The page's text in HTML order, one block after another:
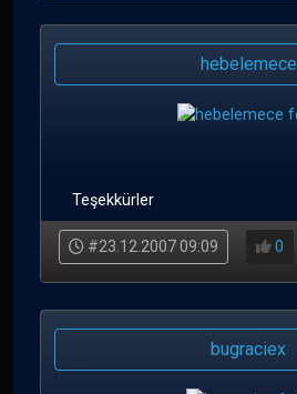
hebelemece
Teşekkürler
#23.12.2007 09:09 0
bugraciex